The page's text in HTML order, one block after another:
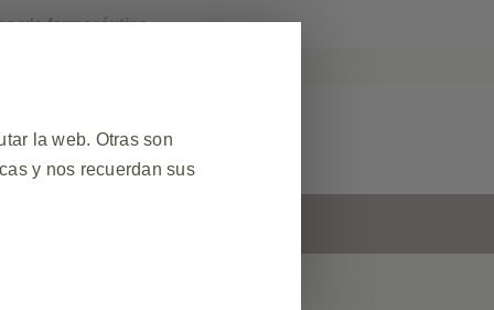
y/o farmacéutico.
Adversa
la web. Otras son
y nos recuerdan sus